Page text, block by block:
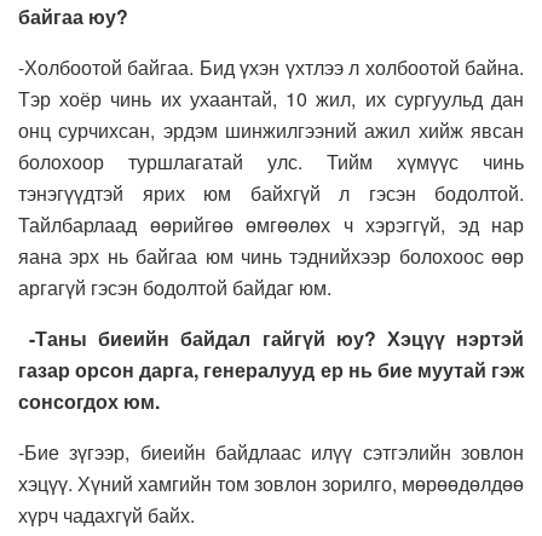
байгаа юу?
-Холбоотой байгаа. Бид үхэн үхтлээ л холбоотой байна.
Тэр хоёр чинь их ухаантай, 10 жил, их сургуульд дан
онц сурчихсан, эрдэм шинжилгээний ажил хийж явсан
болохоор туршлагатай улс. Тийм хүмүүс чинь
тэнэгүүдтэй ярих юм байхгүй л гэсэн бодолтой.
Тайлбарлаад өөрийгөө өмгөөлөх ч хэрэггүй, эд нар
яана эрх нь байгаа юм чинь тэднийхээр болохоос өөр
аргагүй гэсэн бодолтой байдаг юм.
-Таны биеийн байдал гайгүй юу? Хэцүү нэртэй
газар орсон дарга, генералууд ер нь бие муутай гэж
сонсогдох юм.
-Бие зүгээр, биеийн байдлаас илүү сэтгэлийн зовлон
хэцүү. Хүний хамгийн том зовлон зорилго, мөрөөдөлдөө
хүрч чадахгүй байх.